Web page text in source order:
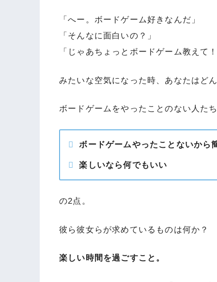
「へー。ボードゲーム好きなんだ」
「そんなに面白いの？」
「じゃあちょっとボードゲーム教えて
みたいな空気になった時、あなたはど
ボードゲームをやったことのない人た
ボードゲームやったことないから
楽しいなら何でもいい
の2点。
彼ら彼女らが求めているものは何か？
楽しい時間を過ごすこと。